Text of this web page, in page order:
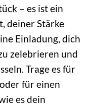
– es ist ein
deiner Stärke
Einladung, dich
zelebrieren und
Trage es für
für einen
es dein